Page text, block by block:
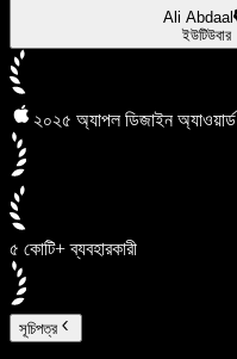
Ali Abdaal
ইউটিউবার
২০২৫ অ্যাপল ডিজাইন অ্যাওয়ার্ড
৫ কোটি+ ব্যবহারকারী
সূচিপত্র